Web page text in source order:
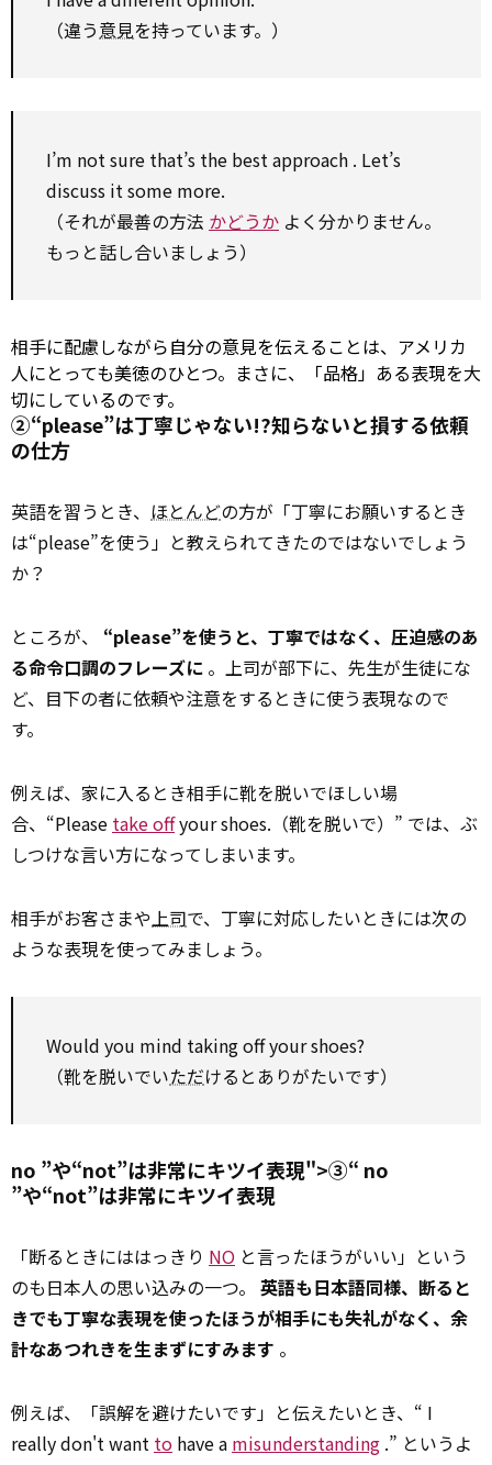
（違う意見を持っています。）
I’m not sure that’s the bestapproach . Let’s
discuss it some more.
（それが最善の方法 かどうか よく分かりません。
もっと話し合いましょう）
相手に配慮しながら自分の意見を伝えることは、アメリカ
人にとっても美徳のひとつ。まさに、「品格」ある表現を大
切にしているのです。
②“please”は丁寧じゃない!?知らないと損する依頼
の仕方
英語を習うとき、 ほとんどの方が「丁寧にお願いするとき
は“please”を使う」と教えられてきたのではないでしょう
か？
ところが、 “please”を使うと、丁寧ではなく、圧迫感のあ
る命令口調のフレーズに 。上司が部下に、先生が生徒にな
ど、目下の者に依頼や注意をするときに使う表現なので
す。
例えば、家に入るとき相手に靴を脱いでほしい場
合、“Please take offyour shoes.（靴を脱いで）” では、ぶ
しつけな言い方になってしまいます。
相手がお客さまや上司で、丁寧に対応したいときには次の
ような表現を使ってみましょう。
Would you mind taking off your shoes?
（靴を脱いでいただけるとありがたいです）
no ”や“not”は非常にキツイ表現">③“ no
”や“not”は非常にキツイ表現
「断るときにははっきり NO と言ったほうがいい」という
のも日本人の思い込みの一つ。 英語も日本語同様、断ると
きでも丁寧な表現を使ったほうが相手にも失礼がなく、余
計なあつれきを生まずにすみます 。
例えば、「誤解を避けたいです」と伝えたいとき、“ I
really don't want to have a misunderstanding .” というよ